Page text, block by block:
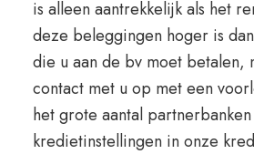
is alleen aantrekkelijk als het
deze beleggingen hoger is
die u aan de bv moet betalen,
contact met u op met een
het grote aantal
kredietinstellingen in onze